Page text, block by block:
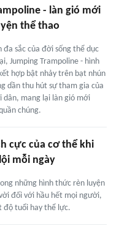
- làn gió mới
thể thao
đa sắc của đời sống thể dục
Jumping Trampoline - hình
hợp bật nhảy trên bạt nhún
dần thu hút sự tham gia của
dân, mang lại làn gió mới
chúng.
cực của cơ thể khi
mỗi ngày
những hình thức rèn luyện
đối với hầu hết mọi người,
độ tuổi hay thể lực.